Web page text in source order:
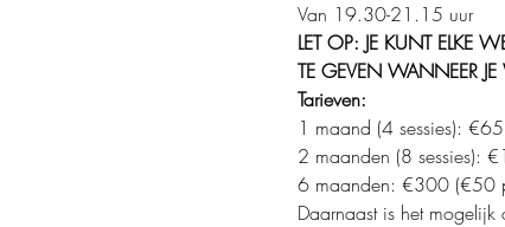
Van 19.30-21.15 uur
LET OP: JE KUNT ELKE
TE GEVEN WANNEER JE
Tarieven:
1 maand (4 sessies):
2 maanden (8 sessies):
6 maanden: €300 (€50
Daarnaast is het